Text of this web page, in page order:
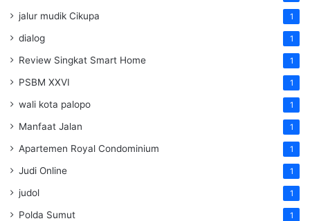
jalur mudik Cikupa 1
dialog 1
Review Singkat Smart Home 1
PSBM XXVI 1
wali kota palopo 1
Manfaat Jalan 1
Apartemen Royal Condominium 1
Judi Online 1
judol 1
Polda Sumut 1